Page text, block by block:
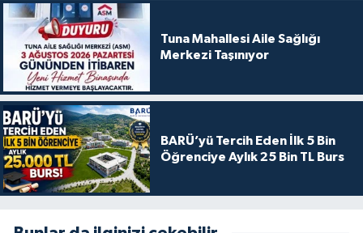
Tuna Mahallesi Aile Sağlığı
Merkezi Taşınıyor
BARÜ’yü Tercih Eden İlk 5 Bin
Öğrenciye Aylık 25 Bin TL Burs